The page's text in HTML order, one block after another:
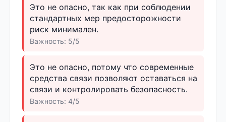
Это не опасно, так как при соблюдении
стандартных мер предосторожности
риск минимален.
Важность: 5/5
Это не опасно, потому что современные
средства связи позволяют оставаться на
связи и контролировать безопасность.
Важность: 4/5